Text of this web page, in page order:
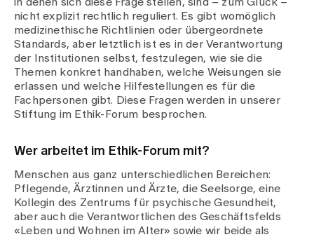
nicht explizit rechtlich reguliert. Es gibt womöglich
medizinethische Richtlinien oder übergeordnete
Standards, aber letztlich ist es in der Verantwortung
der Institutionen selbst, festzulegen, wie sie die
Themen konkret handhaben, welche Weisungen sie
erlassen und welche Hilfestellungen es für die
Fachpersonen gibt. Diese Fragen werden in unserer
Stiftung im Ethik-Forum besprochen.
Wer arbeitet im Ethik-Forum mit?
Menschen aus ganz unterschiedlichen Bereichen:
Pflegende, Ärztinnen und Ärzte, die Seelsorge, eine
Kollegin des Zentrums für psychische Gesundheit,
aber auch die Verantwortlichen des Geschäftsfelds
«Leben und Wohnen im Alter» sowie wir beide als